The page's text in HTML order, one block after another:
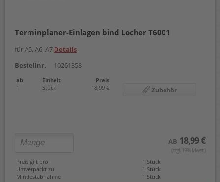
Terminplaner-Einlagen bind Locher T6001
für A5, A6, A7 Details
Bestellnr.
10261358
ab Einheit
Preis
1
Stück 18,99 € Zubehör
AB 18,99 €
(zzgl. 19% Mwst.)
Preis gilt pro
1 Stück
Umverpackt zu
1 Stück
Mindestabnahme
1 Stück